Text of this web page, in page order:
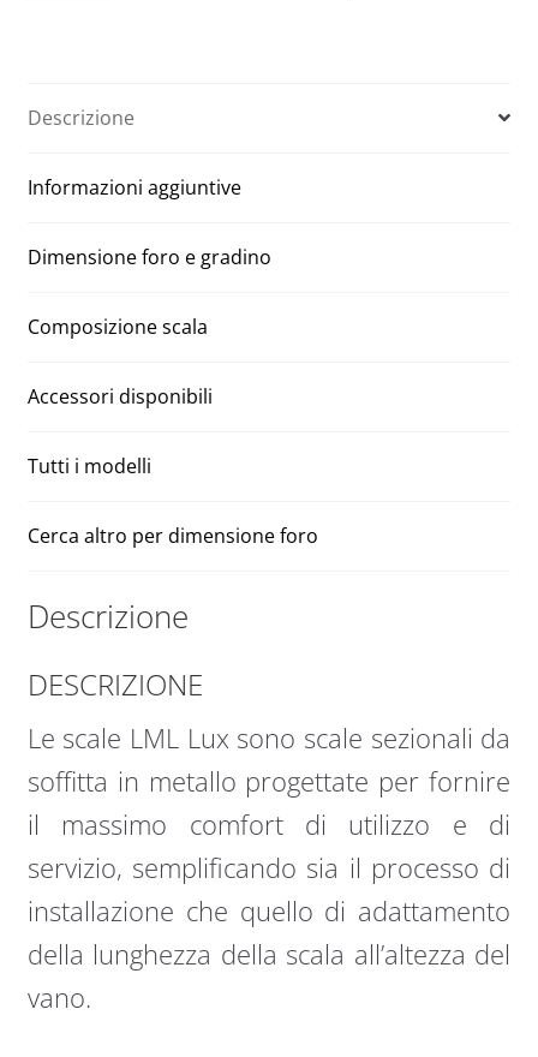
92
130
305
quantità
Descrizione
Informazioni aggiuntive
Dimensione foro e gradino
Composizione scala
Accessori disponibili
Tutti i modelli
Cerca altro per dimensione foro
Descrizione
DESCRIZIONE
Le scale LML Lux sono scale sezionali da
soffitta in metallo progettate per fornire
il massimo comfort di utilizzo e di
servizio, semplificando sia il processo di
installazione che quello di adattamento
della lunghezza della scala all’altezza del
vano.